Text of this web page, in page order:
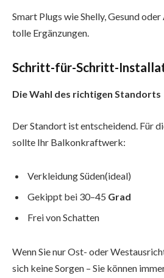
Smart Plugs wie Shelly, Gesund
tolle Ergänzungen.
Schritt-für-Schritt-
Die Wahl des richtigen Standorts
Der Standort ist entscheidend. Für
sollte Ihr Balkonkraftwerk:
Verkleidung Süden(ideal)
Gekippt bei 30–45 Grad
Frei von Schatten
Wenn Sie nur Ost- oder
sich keine Sorgen – Sie können